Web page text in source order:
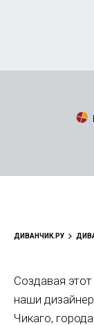
ДИВАНЧИК.РУ
Создавая
наши
Чикаго,